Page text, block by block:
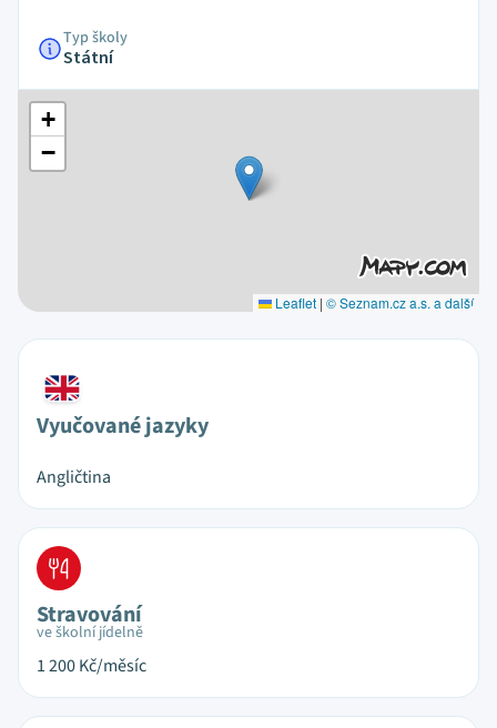
Typ školy
Státní
+
−
Leaflet | © Seznam.cz a.s. a další
Vyučované jazyky
Angličtina
Stravování
ve školní jídelně
1 200Kč/měsíc